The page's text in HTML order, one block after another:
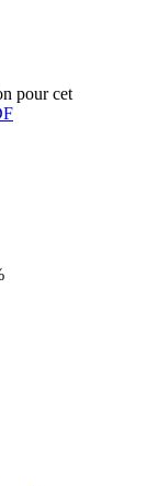
pour cet